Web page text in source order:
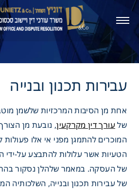
תכנון ובנייה
אחת מן הסיבות המרכזיות שלשמן
שלעורך דין מקרקעין, נובעת מן
המוכרים להתמגן מפני אי אלו פעולות
הטעיות אשר עלולות להתבצע על-ידי
של העסקה. במאמר שלהלן נסקור
של עבירות תכנון ובנייה, השלכותיה